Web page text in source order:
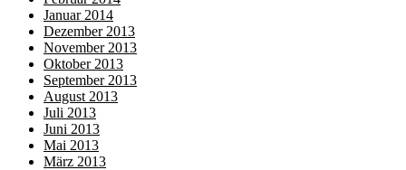
Januar 2014
Dezember 2013
November 2013
Oktober 2013
September 2013
August 2013
Juli 2013
Juni 2013
Mai 2013
März 2013